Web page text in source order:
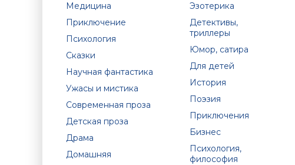
Медицина
Приключение
Психология
Сказки
Научная фантастика
Ужасы и мистика
Современная проза
Детская проза
Драма
Домашняя
Эзотерика
Детективы,
триллеры
Юмор, сатира
Для детей
История
Поэзия
Приключения
Бизнес
Психология,
философия